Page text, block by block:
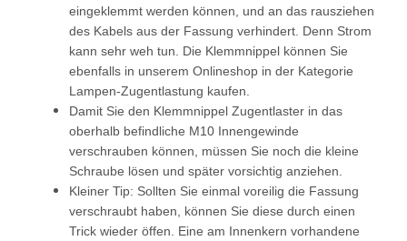
eingeklemmt werden können, und an das rausziehen
des Kabels aus der Fassung verhindert. Denn Strom
kann sehr weh tun. Die Klemmnippel können Sie
ebenfalls in unserem Onlineshop in der Kategorie
Lampen-Zugentlastung kaufen.
Damit Sie den Klemmnippel Zugentlaster in das
oberhalb befindliche M10 Innengewinde
verschrauben können, müssen Sie noch die kleine
Schraube lösen und später vorsichtig anziehen.
Kleiner Tip: Sollten Sie einmal voreilig die Fassung
verschraubt haben, können Sie diese durch einen
Trick wieder öffen. Eine am Innenkern vorhandene